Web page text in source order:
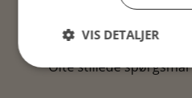
Persondata- og
Ofte stillede spørgsmål
VIS DETALJER